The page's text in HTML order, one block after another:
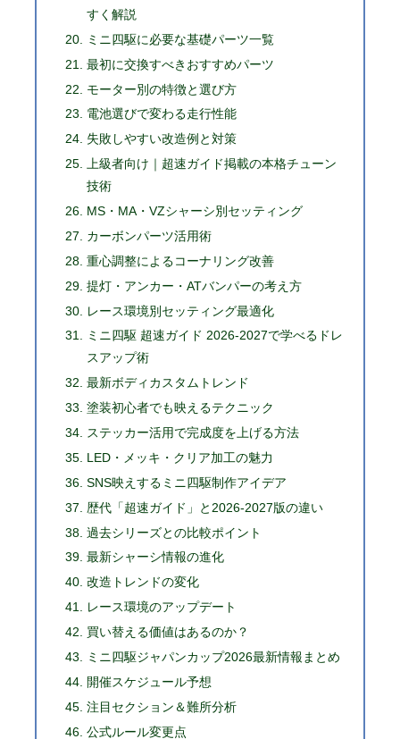
すく解説
ミニ四駆に必要な基礎パーツ一覧
最初に交換すべきおすすめパーツ
モーター別の特徴と選び方
電池選びで変わる走行性能
失敗しやすい改造例と対策
上級者向け｜超速ガイド掲載の本格チューン
技術
MS・MA・VZシャーシ別セッティング
カーボンパーツ活用術
重心調整によるコーナリング改善
提灯・アンカー・ATバンパーの考え方
レース環境別セッティング最適化
ミニ四駆 超速ガイド 2026-2027で学べるドレ
スアップ術
最新ボディカスタムトレンド
塗装初心者でも映えるテクニック
ステッカー活用で完成度を上げる方法
LED・メッキ・クリア加工の魅力
SNS映えするミニ四駆制作アイデア
歴代「超速ガイド」と2026-2027版の違い
過去シリーズとの比較ポイント
最新シャーシ情報の進化
改造トレンドの変化
レース環境のアップデート
買い替える価値はあるのか？
ミニ四駆ジャパンカップ2026最新情報まとめ
開催スケジュール予想
注目セクション＆難所分析
公式ルール変更点